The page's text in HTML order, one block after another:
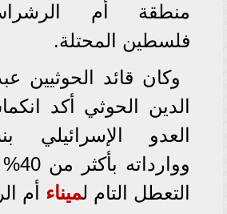
منطقة أُم
فلسطين المحتلة.
وكان قائد الحوثيين
الدين الحوثي أكد
التعطل التام لميناء أم